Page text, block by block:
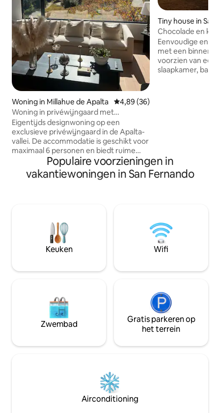
Woning in Millahue de Apalta Gemiddelde beoordeling van
4,89 (36)
Woning in privéwijngaard met
panoramisch uitzicht
Eigentijds designwoning op een
exclusieve privéwijngaard in de Apalta-
vallei. De accommodatie is geschikt voor
maximaal 6 personen en biedt ruime
kamers, een elegante inrichting en
kamerhoge ramen met een spectaculair
uitzicht op wijngaarden en heuvels. Een
privacy. Op enkele minuten van de
belangrijkste wijngaarden, zoals Viña
Montes, Clos de Apalta en nog veel
meer. Op twee minuten van restaurant
Tiny house in San
Chocolade en
Eenvoudige en
met een
voorzien van een
slaapkamer,
met een toeslag
persoon. Er zijn
Populaire voorzieningen in
vakantiewoningen in San Fernando
Keuken Wifi
Zwembad
Gratis parkeren op
het terrein
Airconditioning